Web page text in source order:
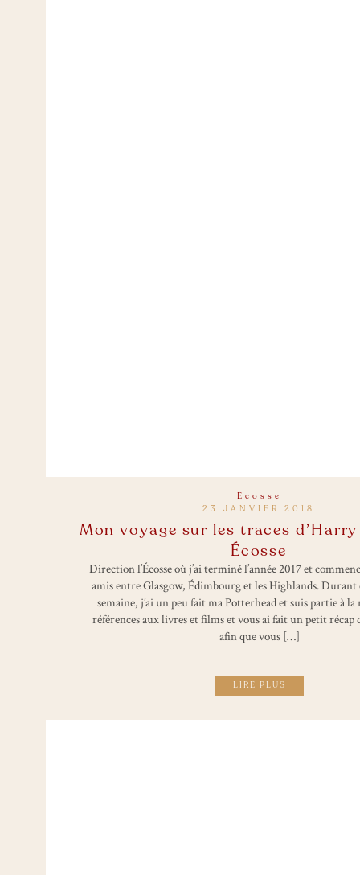
LIRE PLUS
Direction l’Écosse où j’ai terminé l’année 2017 et
amis entre Glasgow, Édimbourg et les Highlands. Durant
semaine, j’ai un peu fait ma Potterhead et suis partie à la
références aux livres et films et vous ai fait un petit récap
afin que vous […]
23 JANVIER 2018
Mon voyage sur les traces
Écosse
Écosse